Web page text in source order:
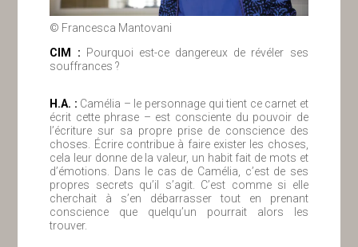
© Francesca Mantovani
ClM : Pourquoi est-ce dangereux de révéler ses
souffrances ?
H.A. : Camélia – le personnage qui tient ce carnet et
écrit cette phrase – est consciente du pouvoir de
l’écriture sur sa propre prise de conscience des
choses. Écrire contribue à faire exister les choses,
cela leur donne de la valeur, un habit fait de mots et
d’émotions. Dans le cas de Camélia, c’est de ses
propres secrets qu’il s’agit. C’est comme si elle
cherchait à s’en débarrasser tout en prenant
conscience que quelqu’un pourrait alors les
trouver.